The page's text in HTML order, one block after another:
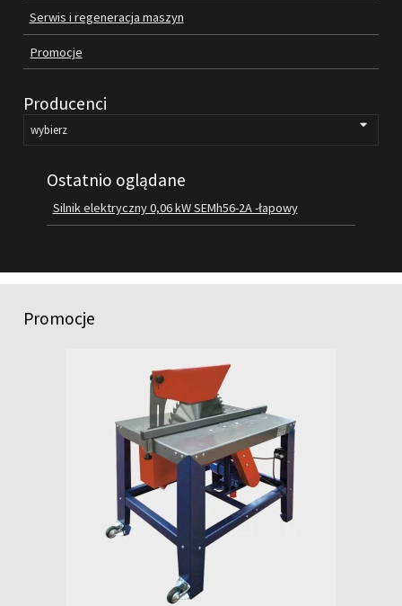
KONTAKT
Serwis i regeneracja maszyn
Promocje
Producenci
Ostatnio oglądane
Silnik elektryczny 0,06 kW SEMh56-2A -łapowy
Promocje